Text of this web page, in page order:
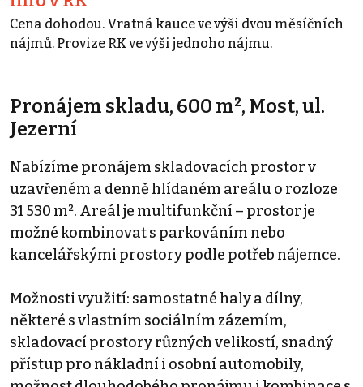
Cena dohodou. Vratná kauce ve výši dvou měsíčních
nájmů. Provize RK ve výši jednoho nájmu.
Pronájem skladu, 600 m², Most, ul.
Jezerní
Nabízíme pronájem skladovacích prostor v
uzavřeném a denně hlídaném areálu o rozloze
31 530 m². Areál je multifunkční – prostor je
možné kombinovat s parkováním nebo
kancelářskými prostory podle potřeb nájemce.
Možnosti využití: samostatné haly a dílny,
některé s vlastním sociálním zázemím,
skladovací prostory různých velikostí, snadný
přístup pro nákladní i osobní automobily,